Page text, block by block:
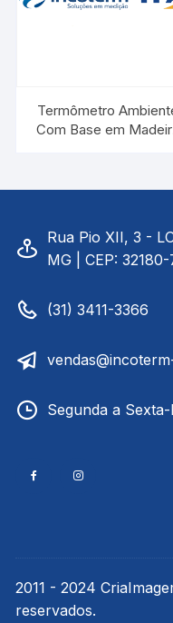
Termômetro
Com Base em
Rua Pio XII, 3 -
MG | CEP:
(31) 3411-3366
Segunda a
2011 - 2024
reservados.